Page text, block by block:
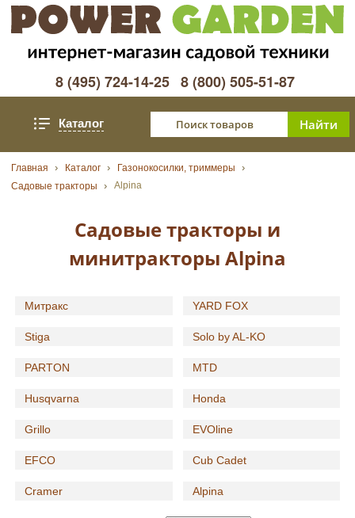
8 (495) 724-14-25 8 (800) 505-51-87
Каталог
Главная Каталог
Газонокосилки, триммеры
Садовые тракторы
Alpina
Садовые тракторы и
минитракторы Alpina
Митракс YARD FOX
Stiga Solo by AL-KO
PARTON MTD
Husqvarna Honda
Grillo EVOline
EFCO Cub Cadet
Cramer Alpina